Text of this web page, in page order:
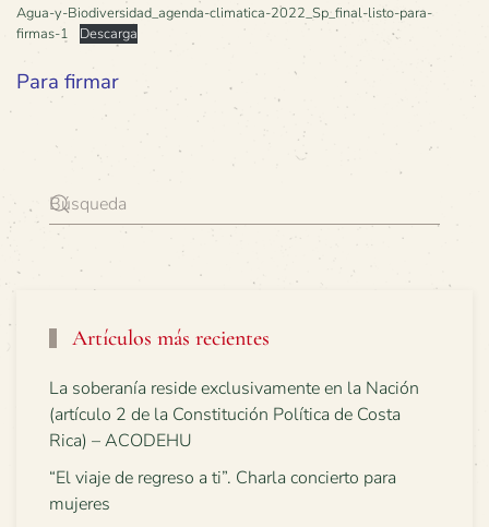
Agua-y-Biodiversidad_agenda-climatica-2022_Sp_final-listo-para-
firmas-1
Descarga
Para firmar
Artículos más recientes
La soberanía reside exclusivamente en la Nación
(artículo 2 de la Constitución Política de Costa
Rica) – ACODEHU
“El viaje de regreso a ti”. Charla concierto para
mujeres